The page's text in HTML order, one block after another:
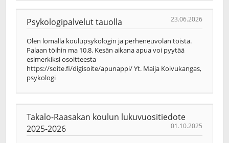
Psykologipalvelut tauolla 23.06.2026
Olen lomalla koulupsykologin ja perheneuvolan töistä.
Palaan töihin ma 10.8. Kesän aikana apua voi pyytää
esimerkiksi osoitteesta
https://soite.fi/digisoite/apunappi/ Yt. Maija Koivukangas,
psykologi
Takalo-Raasakan koulun lukuvuositiedote
2025-2026
01.10.2025